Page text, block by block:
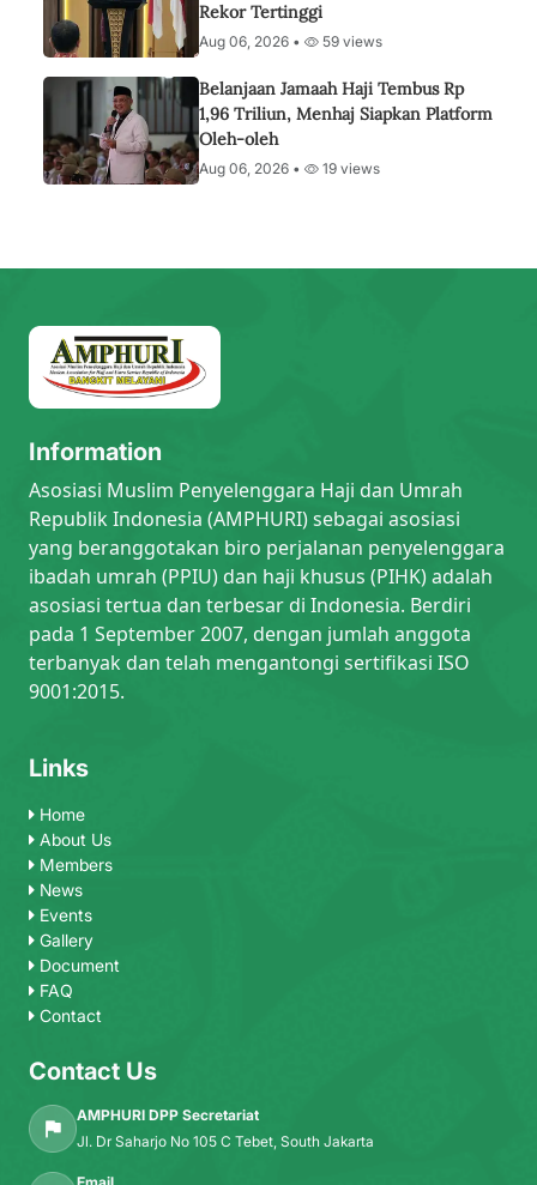
Rekor Tertinggi
Aug 06, 2026 • 59 views
Belanjaan Jamaah Haji Tembus Rp
1,96 Triliun, Menhaj Siapkan Platform
Oleh-oleh
Aug 06, 2026 • 19 views
Information
Asosiasi Muslim Penyelenggara Haji dan Umrah
Republik Indonesia (AMPHURI) sebagai asosiasi
yang beranggotakan biro perjalanan penyelenggara
ibadah umrah (PPIU) dan haji khusus (PIHK) adalah
asosiasi tertua dan terbesar di Indonesia. Berdiri
pada 1 September 2007, dengan jumlah anggota
terbanyak dan telah mengantongi sertifikasi ISO
9001:2015.
Links
Home
About Us
Members
News
Events
Gallery
Document
FAQ
Contact
Contact Us
AMPHURI DPP Secretariat
Jl. Dr Saharjo No 105 C Tebet, South Jakarta